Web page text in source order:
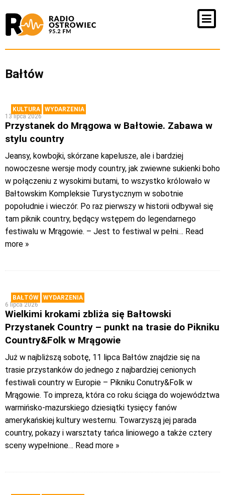
Bałtów
KULTURA
WYDARZENIA
13 lipca 2026
Przystanek do Mrągowa w Bałtowie. Zabawa w
stylu country
Jeansy, kowbojki, skórzane kapelusze, ale i bardziej
nowoczesne wersje mody country, jak zwiewne sukienki boho
w połączeniu z wysokimi butami, to wszystko królowało w
Bałtowskim Kompleksie Turystycznym w sobotnie
popołudnie i wieczór. Po raz pierwszy w historii odbywał się
tam piknik country, będący wstępem do legendarnego
festiwalu w Mrągowie. – Jest to festiwal w pełni… Read
more »
BAŁTÓW
WYDARZENIA
6 lipca 2026
Wielkimi krokami zbliża się Bałtowski
Przystanek Country – punkt na trasie do Pikniku
Country&Folk w Mrągowie
Już w najbliższą sobotę, 11 lipca Bałtów znajdzie się na
trasie przystanków do jednego z najbardziej cenionych
festiwali country w Europie – Pikniku Conutry&Folk w
Mrągowie. To impreza, która co roku ściąga do województwa
warmińsko-mazurskiego dziesiątki tysięcy fanów
amerykańskiej kultury westernu. Towarzyszą jej parada
country, pokazy i warsztaty tańca liniowego a także cztery
sceny wypełnione… Read more »